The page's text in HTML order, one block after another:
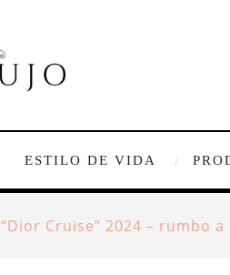
ESTILO DE VIDA
“Dior Cruise” 2024 – rumbo a